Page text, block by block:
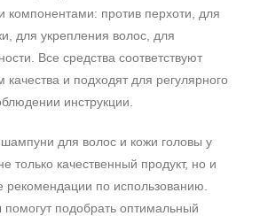
компонентами: против перхоти, для
для укрепления волос, для
Все средства соответствуют
качества и подходят для регулярного
инструкции.
для волос и кожи головы у
только качественный продукт, но и
по использованию.
помогут подобрать оптимальный